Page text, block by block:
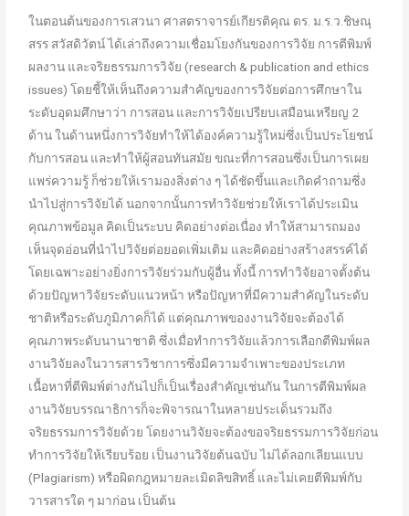
ในตอนต้นของการเสวนา ศาสตราจารย์เกียรติคุณ ดร. ม.ร.ว.ชิษณุ
สรร สวัสดิวัตน์ ได้เล่าถึงความเชื่อมโยงกันของการวิจัย การตีพิมพ์
ผลงาน และจริยธรรมการวิจัย (research & publication and ethics
issues) โดยชี้ให้เห็นถึงความสำคัญของการวิจัยต่อการศึกษาใน
ระดับอุดมศึกษาว่า การสอน และการวิจัยเปรียบเสมือนเหรียญ 2
ด้าน ในด้านหนึ่งการวิจัยทำให้ได้องค์ความรู้ใหม่ซึ่งเป็นประโยชน์
กับการสอน และทำให้ผู้สอนทันสมัย ขณะที่การสอนซึ่งเป็นการเผย
แพร่ความรู้ ก็ช่วยให้เรามองสิ่งต่าง ๆ ได้ชัดขึ้นและเกิดคำถามซึ่ง
นำไปสู่การวิจัยได้ นอกจากนั้นการทำวิจัยช่วยให้เราได้ประเมิน
คุณภาพข้อมูล คิดเป็นระบบ คิดอย่างต่อเนื่อง ทำให้สามารถมอง
เห็นจุดอ่อนที่นำไปวิจัยต่อยอดเพิ่มเติม และคิดอย่างสร้างสรรค์ได้
โดยเฉพาะอย่างยิ่งการวิจัยร่วมกับผู้อื่น ทั้งนี้ การทำวิจัยอาจตั้งต้น
ด้วยปัญหาวิจัยระดับแนวหน้า หรือปัญหาที่มีความสำคัญในระดับ
ชาติหรือระดับภูมิภาคก็ได้ แต่คุณภาพของงานวิจัยจะต้องได้
คุณภาพระดับนานาชาติ ซึ่งเมื่อทำการวิจัยแล้วการเลือกตีพิมพ์ผล
งานวิจัยลงในวารสารวิชาการซึ่งมีความจำเพาะของประเภท
เนื้อหาที่ตีพิมพ์ต่างกันไปก็เป็นเรื่องสำคัญเช่นกัน ในการตีพิมพ์ผล
งานวิจัยบรรณาธิการก็จะพิจารณาในหลายประเด็นรวมถึง
จริยธรรมการวิจัยด้วย โดยงานวิจัยจะต้องขอจริยธรรมการวิจัยก่อน
ทำการวิจัยให้เรียบร้อย เป็นงานวิจัยต้นฉบับ ไม่ได้ลอกเลียนแบบ
(Plagiarism) หรือผิดกฎหมายละเมิดลิขสิทธิ์ และไม่เคยตีพิมพ์กับ
วารสารใด ๆ มาก่อน เป็นต้น